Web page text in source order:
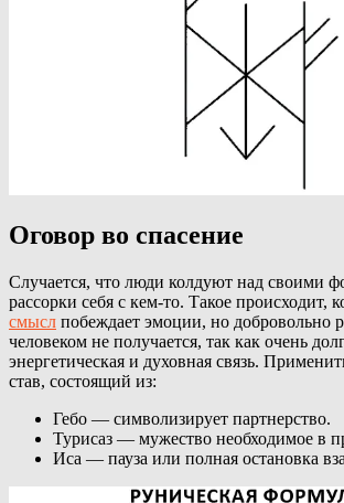
Оговор во спасение
Случается, что люди колдуют над своими
рассорки себя с кем-то. Такое происходит,
смысл побеждает эмоции, но добровольно
человеком не получается, так как очень
энергетическая и духовная связь.
став, состоящий из:
Гебо — символизирует партнерство.
Турисаз — мужество необходимое в
Иса — пауза или полная остановка